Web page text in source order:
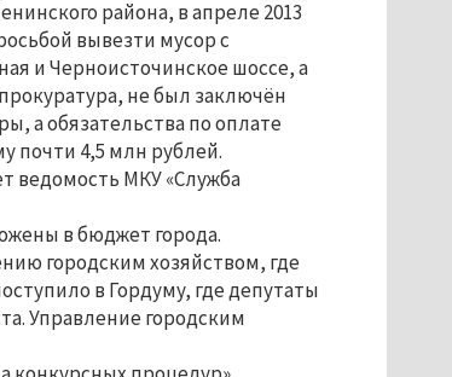
района, в апреле 2013
вывезти мусор с
и Черноисточинское шоссе, а
не был заключён
а обязательства по оплате
почти 4,5 млн рублей.
ведомость МКУ «Служба
в бюджет города.
городским хозяйством, где
в Гордуму, где депутаты
Управление городским